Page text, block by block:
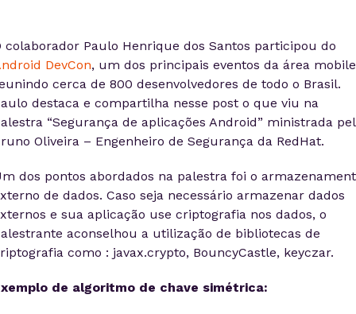
colaborador Paulo Henrique dos Santos participou do
DevCon, um dos principais eventos da área
cerca de 800 desenvolvedores de todo o Brasil.
destaca e compartilha nesse post o que viu na
“Segurança de aplicações Android” ministrada
Oliveira – Engenheiro de Segurança da RedHat.
dos pontos abordados na palestra foi o
de dados. Caso seja necessário armazenar dados
e sua aplicação use criptografia nos dados, o
aconselhou a utilização de bibliotecas de
como : javax.crypto, BouncyCastle, keyczar.
de algoritmo de chave simétrica: